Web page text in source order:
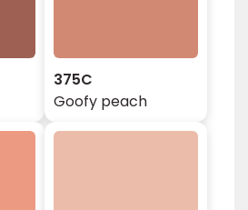
375C
Goofy peach